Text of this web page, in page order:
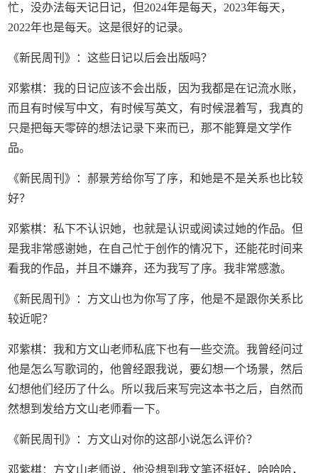
忙，没办法每天记日记，但2024年是每天，2023年每天，
2022年也是每天。这是很好的记录。
《新民周刊》：这些日记以后会出版吗？
邓紫棋：我的日记应该不会出版，因为我都是在记流水账，
而且有时候写中文，有时候写英文，有时候混着写，我真的
只是把每天零碎的想法记录下来而已，那不能算是文学作
品。
《新民周刊》：郝景芳给你写了序，和她是不是关系也比较
好？
邓紫棋：私下不认识她，也就是认识或阅读过她的作品。但
是我非常感谢她，在自己忙于创作的情况下，还能花时间来
看我的作品，并且不嫌弃，还为我写了序。我非常感激。
《新民周刊》：方文山也为你写了序，他是不是跟你关系比
较近呢？
邓紫棋：我和方文山老师私底下也有一些交流。我曾经问过
他是怎么写歌词的，他曾经跟我说，要幻想一个场景，然后
幻想他们经历了什么。所以我后来写完这本书之后，自然而
然想到发给方文山老师看一下。
《新民周刊》：方文山对你的这部小说怎么评价？
邓紫棋：方文山老师说，他没想到我文笔还挺好，哈哈哈，